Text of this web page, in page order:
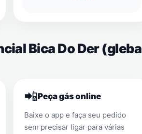
Bica Do Der (gleba
📲Peça gás online
Baixe o app e faça seu pedido
sem precisar ligar para várias